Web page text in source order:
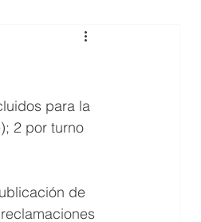
para la
2 por turno
de